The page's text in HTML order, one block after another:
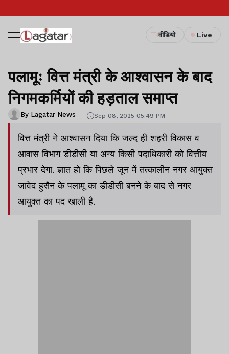
वीडियो Live
पलामूः वित्त मंत्री के आश्वासन के बाद
निगमकर्मियों की हड़ताल समाप्त
By Lagatar News Sep 08, 2025 05:49 PM
वित्त मंत्री ने आश्वासन दिया कि जल्द ही शहरी विकास व
आवास विभाग डीडीसी या अन्य किसी पदाधिकारी को वित्तीय
प्रभार देगा. ज्ञात हो कि पिछले जून में तत्कालीन नगर आयुक्त
जावेद हुसैन के पलामू का डीडीसी बनने के बाद से नगर
आयुक्त का पद खाली है.